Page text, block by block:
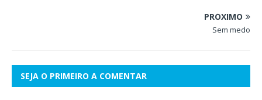
PRÓXIMO
Sem medo
SEJA O PRIMEIRO A COMENTAR